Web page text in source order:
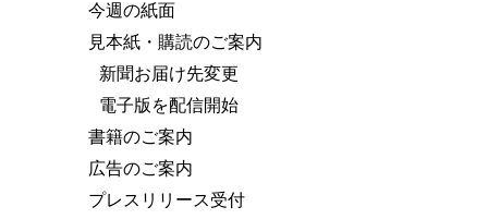
今週の紙面
見本紙・購読のご案内
新聞お届け先変更
電子版を配信開始
書籍のご案内
広告のご案内
プレスリリース受付